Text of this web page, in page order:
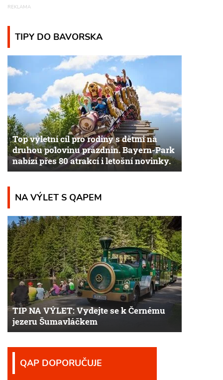
TIPY DO BAVORSKA
Top výletní cíl pro rodiny s dětmi na
druhou polovinu prázdnin. Bayern-Park
nabízí přes 80 atrakcí i letošní novinky.
NA VÝLET S QAPEM
TIP NA VÝLET: Vydejte se k Černému
jezeru Šumavláčkem
QAP DOPORUČUJE